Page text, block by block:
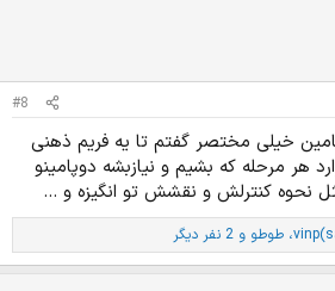
#8
خیلی مختصر گفتم تا یه فریم ذهنی
هر مرحله که بشیم و نیازبشه دوپامینو
نحوه کنترلش و نقشش تو انگیزه و ...
، طوطو و 2 نفر دیگر